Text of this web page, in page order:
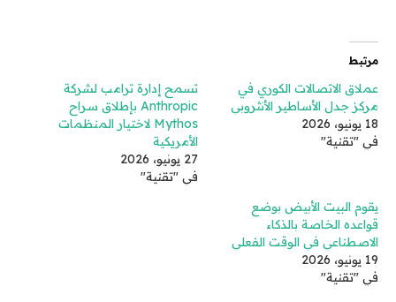
مرتبط
عملاق الاتصالات الكوري في
مركز جدل الأساطير الأنثروبي
18 يونيو، 2026
في "تقنية"
تسمح إدارة ترامب لشركة
Anthropic بإطلاق سراح
Mythos لاختيار المنظمات
الأمريكية
27 يونيو، 2026
في "تقنية"
يقوم البيت الأبيض بوضع
قواعده الخاصة بالذكاء
الاصطناعي في الوقت الفعلي
19 يونيو، 2026
في "تقنية"